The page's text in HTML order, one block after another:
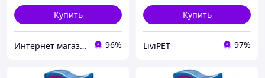
Купить
Интернет магазин "HELMON" 96%
Купить
LiviPET 97%